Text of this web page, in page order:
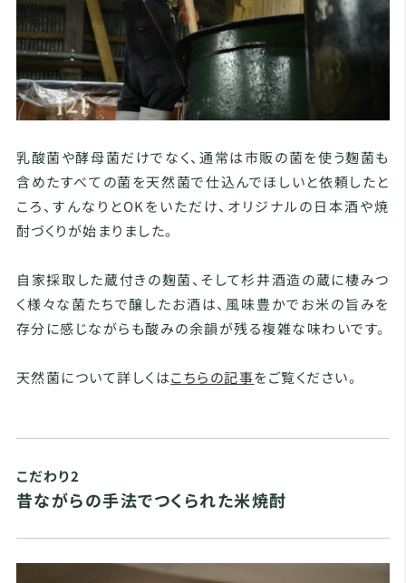
乳酸菌や酵母菌だけでなく、通常は市販の菌を使う麹菌も
含めたすべての菌を天然菌で仕込んでほしいと依頼したと
ころ、すんなりとOKをいただけ、オリジナルの日本酒や焼
酎づくりが始まりました。
自家採取した蔵付きの麹菌、そして杉井酒造の蔵に棲みつ
く様々な菌たちで醸したお酒は、風味豊かでお米の旨みを
存分に感じながらも酸みの余韻が残る複雑な味わいです。
天然菌について詳しくはこちらの記事をご覧ください。
こだわり2
昔ながらの手法でつくられた米焼酎